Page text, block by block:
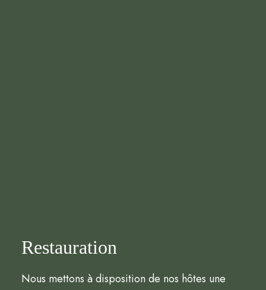
Restauration
Nous mettons à disposition de nos hôtes une